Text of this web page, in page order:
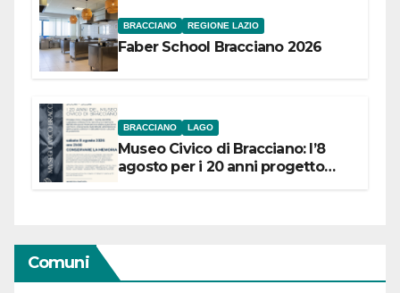
BRACCIANO REGIONE LAZIO
Faber School Bracciano 2026
BRACCIANO LAGO
Museo Civico di Bracciano: l’8
agosto per i 20 anni progetto
Comuni